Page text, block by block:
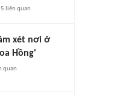
5 liên quan
xét nơi ở
Hồng'
quan